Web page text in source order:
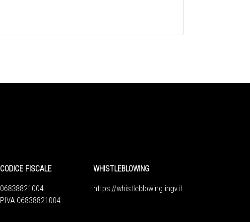
CODICE FISCALE
06838821004
P.IVA 06838821004
WHISTLEBLOWING
https://whistleblowing.ingv. it